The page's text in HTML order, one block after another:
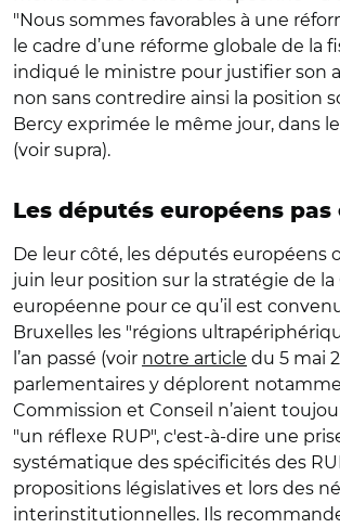
"Nous sommes favorables à une
le cadre d’une réforme globale de la
indiqué le ministre pour justifier son
non sans contredire ainsi la position
Bercy exprimée le même jour, dans
(voir supra).
Les députés européens pas
De leur côté, les députés européens
juin leur position sur la stratégie de
européenne pour ce qu’il est
Bruxelles les "régions
l’an passé (voir notre article du 5 mai
parlementaires y déplorent
Commission et Conseil n’aient
"un réflexe RUP", c'est-à-dire une
systématique des spécificités des
propositions législatives et lors des
interinstitutionnelles. Ils